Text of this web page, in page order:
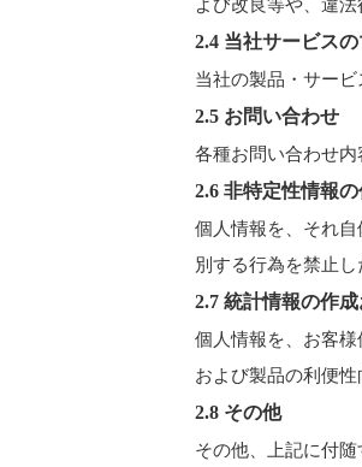
よび改良等や、違
2.4 当社サービス
当社の製品・サー
2.5 お問い合わせ
各種お問い合わせ
2.6 非特定性情報
個人情報を、それ
別する行為を禁止
2.7 統計情報の作
個人情報を、お客
および製品の利便
2.8 その他
その他、上記に付